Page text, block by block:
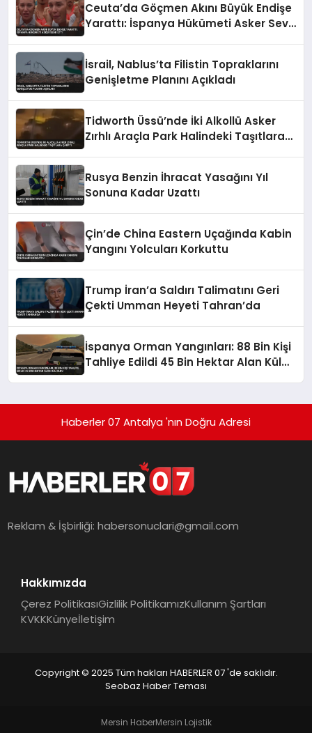
Ceuta’da Göçmen Akını Büyük Endişe
Yarattı: İspanya Hükümeti Asker Sevk
İsrail, Nablus’ta Filistin Topraklarını
Genişletme Planını Açıkladı
Tidworth Üssü’nde İki Alkollü Asker
Zırhlı Araçla Park Halindeki Taşıtlara
Rusya Benzin İhracat Yasağını Yıl
Sonuna Kadar Uzattı
Çin’de China Eastern Uçağında Kabin
Yangını Yolcuları Korkuttu
Trump İran’a Saldırı Talimatını Geri
Çekti Umman Heyeti Tahran’da
İspanya Orman Yangınları: 88 Bin Kişi
Tahliye Edildi 45 Bin Hektar Alan Kül
Haberler 07 Antalya 'nın Doğru Adresi
Reklam & İşbirliği:habersonuclari@gmail.com
Hakkımızda
Çerez PolitikasıGizlilik PolitikamızKullanım Şartları
KVKKKünyeİletişim
Copyright © 2025 Tüm hakları HABERLER 07 'de saklıdır.
Seobaz Haber Teması
Mersin HaberMersin Lojistik